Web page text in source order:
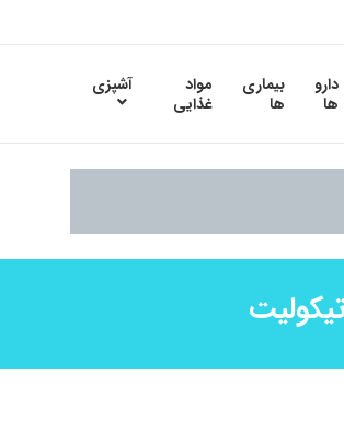
دارو
ها
بیماری
ها
مواد
غذایی
آشپزی